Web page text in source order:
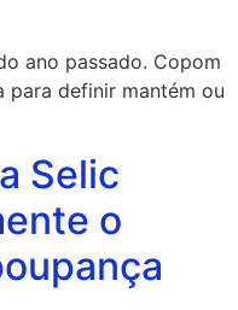
ano passado. Copom
para definir mantém ou
Selic
o